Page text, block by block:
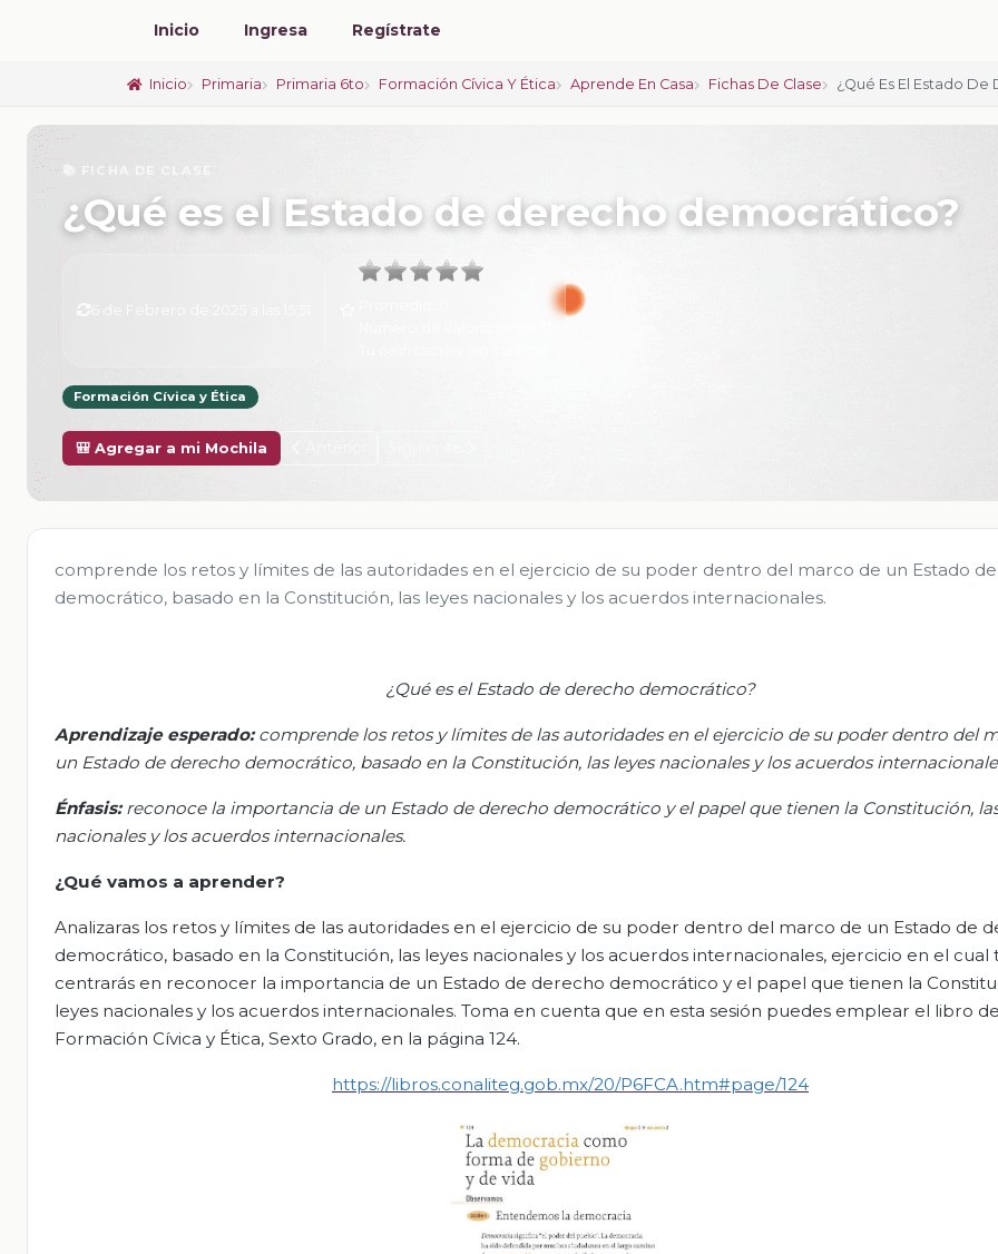
Inicio Ingresa Regístrate
Inicio Primaria Primaria 6to Formación Cívica Y Ética Aprende En Casa Fichas De Clase ¿Qué Es El Estado
📚 FICHA DE CLASE
¿Qué es el Estado de derecho democrático?
Formación Cívica y Ética
🎒 Agregar a mi Mochila
comprende los retos y límites de las autoridades en el ejercicio de su poder dentro del marco de un Estado
democrático, basado en la Constitución, las leyes nacionales y los acuerdos internacionales.
¿Qué es el Estado de derecho democrático?
Aprendizaje esperado:comprende los retos y límites de las autoridades en el ejercicio de su poder dentro del
un Estado de derecho democrático, basado en la Constitución, las leyes nacionales y los acuerdos
Énfasis: reconoce la importancia de un Estado de derecho democrático y el papel que tienen la Constitución,
nacionales y los acuerdos internacionales.
¿Qué vamos a aprender?
Analizaras los retos y límites de las autoridades en el ejercicio de su poder dentro del marco de un Estado de
democrático, basado en la Constitución, las leyes nacionales y los acuerdos internacionales, ejercicio en el cual
centrarás en reconocer la importancia de un Estado de derecho democrático y el papel que tienen la
leyes nacionales y los acuerdos internacionales. Toma en cuenta que en esta sesión puedes emplear el libro
Formación Cívica y Ética, Sexto Grado, en la página 124.
https://libros.conaliteg.gob.mx/20/P6FCA.htm#page/124